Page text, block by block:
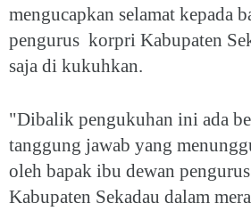
mengucapkan selamat kepada
pengurus korpri Kabupaten
saja di kukuhkan.
"Dibalik pengukuhan ini ada
tanggung jawab yang
oleh bapak ibu dewan
Kabupaten Sekadau dalam